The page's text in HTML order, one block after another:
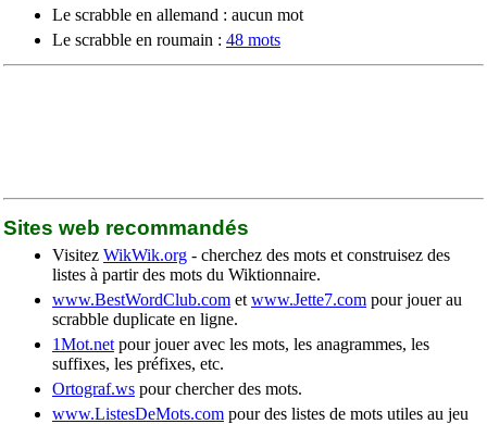
Le scrabble en allemand : aucun mot
Le scrabble en roumain : 48 mots
Sites web recommandés
Visitez WikWik.org - cherchez des mots et construisez des
listes à partir des mots du Wiktionnaire.
www.BestWordClub.com et www.Jette7.com pour jouer au
scrabble duplicate en ligne.
1Mot.net pour jouer avec les mots, les anagrammes, les
suffixes, les préfixes, etc.
Ortograf.ws pour chercher des mots.
www.ListesDeMots.com pour des listes de mots utiles au jeu